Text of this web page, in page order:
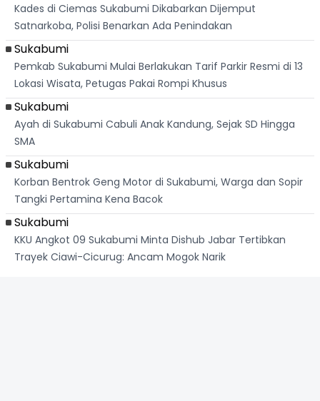
Kades di Ciemas Sukabumi Dikabarkan Dijemput
Satnarkoba, Polisi Benarkan Ada Penindakan
Sukabumi
Pemkab Sukabumi Mulai Berlakukan Tarif Parkir Resmi di 13
Lokasi Wisata, Petugas Pakai Rompi Khusus
Sukabumi
Ayah di Sukabumi Cabuli Anak Kandung, Sejak SD Hingga
SMA
Sukabumi
Korban Bentrok Geng Motor di Sukabumi, Warga dan Sopir
Tangki Pertamina Kena Bacok
Sukabumi
KKU Angkot 09 Sukabumi Minta Dishub Jabar Tertibkan
Trayek Ciawi-Cicurug: Ancam Mogok Narik